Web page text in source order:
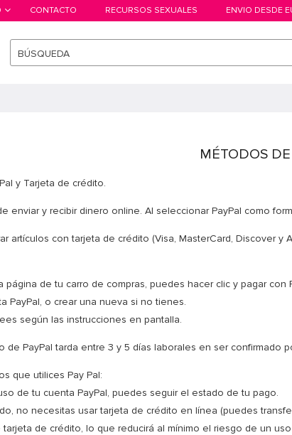
CONTACTO RECURSOS SEXUALES ENVIO DESDE
BÚSQUEDA
MÉTODOS
y Tarjeta de crédito.
enviar y recibir dinero online. Al seleccionar PayPal como
artículos con tarjeta de crédito (Visa, MasterCard, Discover
página de tu carro de compras, puedes hacer clic y pagar
PayPal, o crear una nueva si no tienes.
según las instrucciones en pantalla.
PayPal tarda entre 3 y 5 días laborales en ser confirmado
que utilices Pay Pal:
de tu cuenta PayPal, puedes seguir el estado de tu pago.
no necesitas usar tarjeta de crédito en línea (puedes
de crédito, lo que reducirá al mínimo el riesgo de un